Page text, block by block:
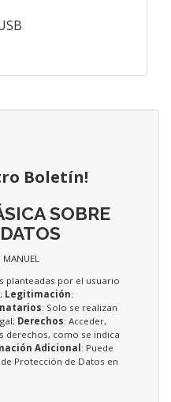
Boletín!
SOBRE
planteadas por el usuario
Legitimación:
: Solo se realizan
Derechos: Acceder,
derechos, como se indica
Adicional: Puede
Protección de Datos en